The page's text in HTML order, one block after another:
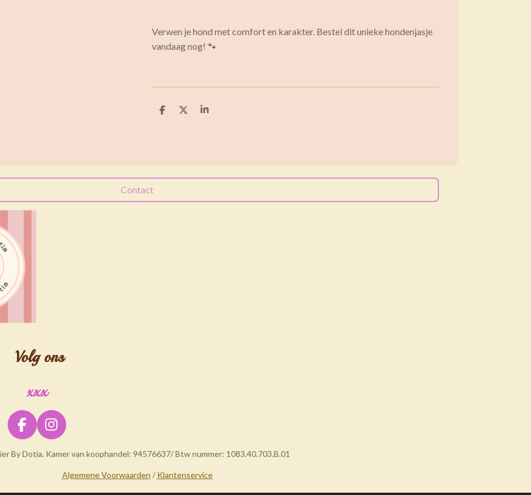
Verwen je hond met comfort en karakter. Bestel dit unieke hondenjasje
vandaag nog! 🐾
D
D
S
Contact
Volg ons
xxx
F
c
I
s
By Dotia, Kamer van koophandel: 94576637/ Btw nummer: 1083.40.703.B.01
Algemene Voorwaarden / Klantenservice